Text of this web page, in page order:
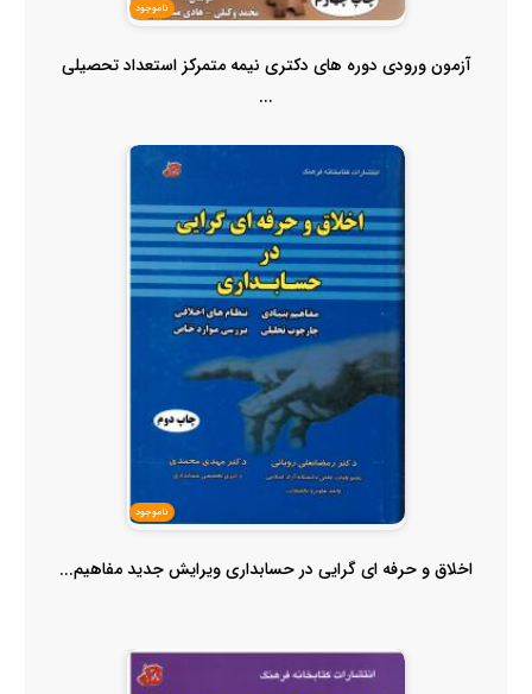
ناموجود
آزمون ورودی دوره های دکتری نیمه متمرکز استعداد تحصیلی
...
ناموجود
اخلاق و حرفه ای گرایی در حسابداری ویرایش جدید مفاهیم...